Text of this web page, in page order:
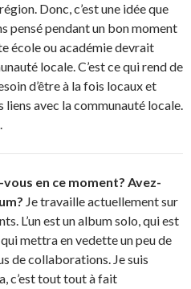
Donc, c’est une idée que
pensé pendant un bon moment
école ou académie devrait
locale. C’est ce qui rend de
d’être à la fois locaux et
avec la communauté locale.
en ce moment? Avez-
Je travaille actuellement sur
L’un est un album solo, qui est
mettra en vedette un peu de
de collaborations. Je suis
c’est tout tout à fait